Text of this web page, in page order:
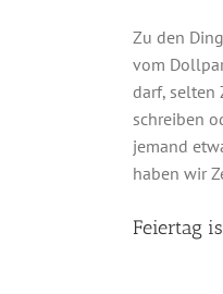
Zu den
vom
darf, selten
schreiben
jemand
haben wir
Feiertag